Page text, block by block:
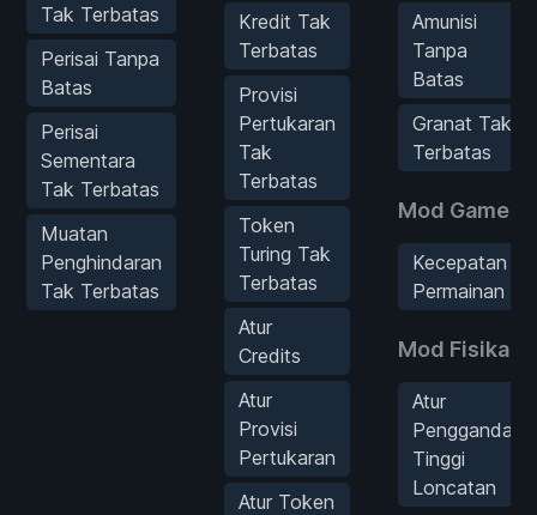
Tak Terbatas
Perisai Tanpa
Batas
Perisai
Sementara
Tak Terbatas
Muatan
Penghindaran
Tak Terbatas
Kredit Tak
Terbatas
Provisi
Pertukaran
Tak
Terbatas
Token
Turing Tak
Terbatas
Atur
Credits
Atur
Provisi
Pertukaran
Atur Token
Amunisi
Tanpa
Batas
Granat Tak
Terbatas
Mod Game
Kecepatan
Permainan
Mod Fisika
Atur
Pengganda
Tinggi
Loncatan